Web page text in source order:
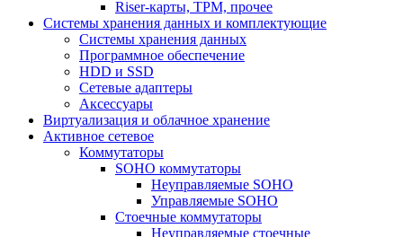
Riser-карты, TPM, прочее
Системы хранения данных и комплектующие
Системы хранения данных
Программное обеспечение
HDD и SSD
Сетевые адаптеры
Аксессуары
Виртуализация и облачное хранение
Активное сетевое
Коммутаторы
SOHO коммутаторы
Неуправляемые SOHO
Управляемые SOHO
Стоечные коммутаторы
Неуправляемые стоечные